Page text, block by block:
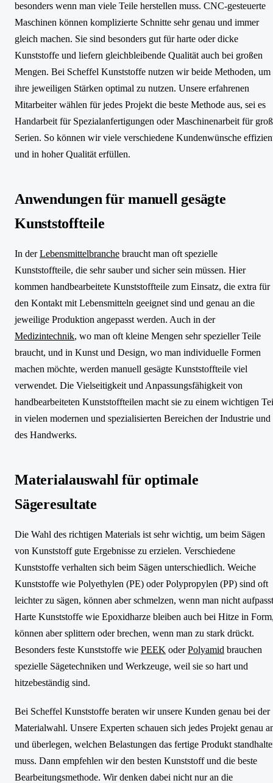
besonders wenn man viele Teile herstellen muss. CNC-gesteuerte
Maschinen können komplizierte Schnitte sehr genau und immer
gleich machen. Sie sind besonders gut für harte oder dicke
Kunststoffe und liefern gleichbleibende Qualität auch bei großen
Mengen. Bei Scheffel Kunststoffe nutzen wir beide Methoden, um
ihre jeweiligen Stärken optimal zu nutzen. Unsere erfahrenen
Mitarbeiter wählen für jedes Projekt die beste Methode aus, sei es
Handarbeit für Spezialanfertigungen oder Maschinenarbeit für
Serien. So können wir viele verschiedene Kundenwünsche
und in hoher Qualität erfüllen.
Anwendungen für manuell gesägte
Kunststoffteile
In derLebensmittelbranche braucht man oft spezielle
Kunststoffteile, die sehr sauber und sicher sein müssen. Hier
kommen handbearbeitete Kunststoffteile zum Einsatz, die extra für
den Kontakt mit Lebensmitteln geeignet sind und genau an die
jeweilige Produktion angepasst werden. Auch in der
Medizintechnik, wo man oft kleine Mengen sehr spezieller Teile
braucht, und in Kunst und Design, wo man individuelle Formen
machen möchte, werden manuell gesägte Kunststoffteile viel
verwendet. Die Vielseitigkeit und Anpassungsfähigkeit von
handbearbeiteten Kunststoffteilen macht sie zu einem wichtigen
in vielen modernen und spezialisierten Bereichen der Industrie und
des Handwerks.
Materialauswahl für optimale
Sägeresultate
Die Wahl des richtigen Materials ist sehr wichtig, um beim Sägen
von Kunststoff gute Ergebnisse zu erzielen. Verschiedene
Kunststoffe verhalten sich beim Sägen unterschiedlich. Weiche
Kunststoffe wie Polyethylen (PE) oder Polypropylen (PP) sind oft
leichter zu sägen, können aber schmelzen, wenn man nicht
Harte Kunststoffe wie Epoxidharze bleiben auch bei Hitze in
können aber splittern oder brechen, wenn man zu stark drückt.
Besonders feste Kunststoffe wie PEEK oderPolyamid brauchen
spezielle Sägetechniken und Werkzeuge, weil sie so hart und
hitzebeständig sind.
Bei Scheffel Kunststoffe beraten wir unsere Kunden genau bei der
Materialwahl. Unsere Experten schauen sich jedes Projekt genau
und überlegen, welchen Belastungen das fertige Produkt
muss. Dann empfehlen wir den besten Kunststoff und die beste
Bearbeitungsmethode. Wir denken dabei nicht nur an die